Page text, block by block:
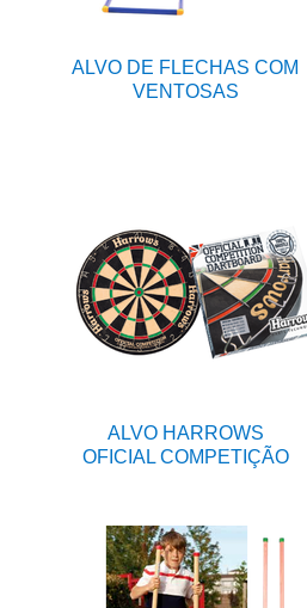
ALVO DE FLECHAS COM
VENTOSAS
ALVO HARROWS
OFICIAL COMPETIÇÃO